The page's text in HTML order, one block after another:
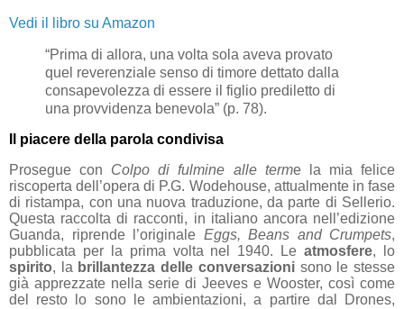
Vedi il libro su Amazon
“Prima di allora, una volta sola aveva provato
quel reverenziale senso di timore dettato dalla
consapevolezza di essere il figlio prediletto di
una provvidenza benevola” (p. 78).
Il piacere della parola condivisa
Prosegue con Colpo di fulmine alle terme la mia felice
riscoperta dell’opera di P.G. Wodehouse, attualmente in fase
di ristampa, con una nuova traduzione, da parte di Sellerio.
Questa raccolta di racconti, in italiano ancora nell’edizione
Guanda, riprende l’originale Eggs, Beans and Crumpets,
pubblicata per la prima volta nel 1940. Leatmosfere, lo
spirito, la brillantezza delle conversazionisono le stesse
già apprezzate nella serie di Jeeves e Wooster, così come
del resto lo sono le ambientazioni, a partire dal Drones,